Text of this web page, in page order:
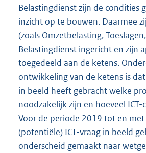
Belastingdienst zijn de condities
inzicht op te bouwen. Daarmee
(zoals Omzetbelasting,
Belastingdienst ingericht en zijn
toegedeeld aan de ketens.
ontwikkeling van de ketens is
in beeld heeft gebracht welke
noodzakelijk zijn en hoeveel
Voor de periode 2019 tot en
(potentiële) ICT-vraag in beeld
onderscheid gemaakt naar